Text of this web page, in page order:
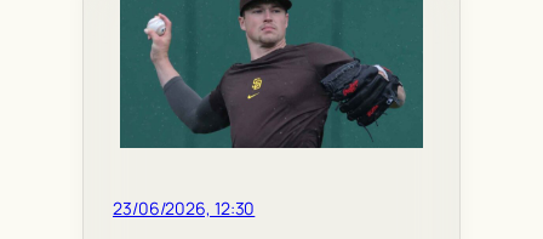
23/06/2026, 12:30